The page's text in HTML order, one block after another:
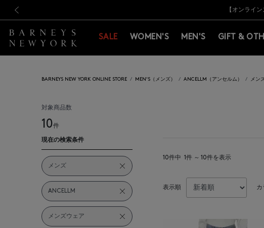
新規登録のお客様も対象！＜MY【オンライ
【夏熊
新規登録のお客様も対象！＜MY
SALE WOMEN'S MEN'S GIFT &
BARNEYS NEW YORK ONLINE STORE MEN'S（メンズ） ANCELLM（アンセルム） メン
対象商品数
10件
現在の検索条件
メンズ
ANCELLM
メンズウェア
10件中 1件 ～ 10件を表示
表示順 カ